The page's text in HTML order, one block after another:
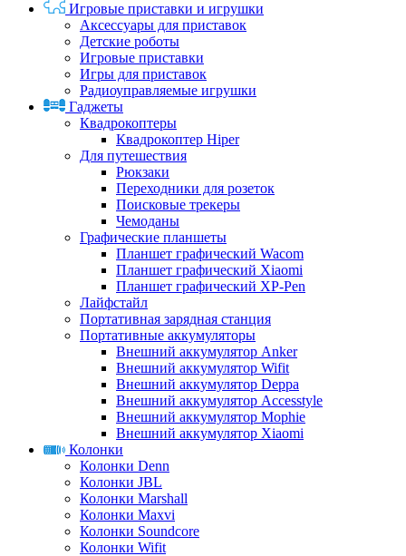
Игровые приставки и игрушки
Аксессуары для приставок
Детские роботы
Игровые приставки
Игры для приставок
Радиоуправляемые игрушки
Гаджеты
Квадрокоптеры
Квадрокоптер Hiper
Для путешествия
Рюкзаки
Переходники для розеток
Поисковые трекеры
Чемоданы
Графические планшеты
Планшет графический Wacom
Планшет графический Xiaomi
Планшет графический XP-Pen
Лайфстайл
Портативная зарядная станция
Портативные аккумуляторы
Внешний аккумулятор Anker
Внешний аккумулятор Wifit
Внешний аккумулятор Deppa
Внешний аккумулятор Accesstyle
Внешний аккумулятор Mophie
Внешний аккумулятор Xiaomi
Колонки
Колонки Denn
Колонки JBL
Колонки Marshall
Колонки Maxvi
Колонки Soundcore
Колонки Wifit